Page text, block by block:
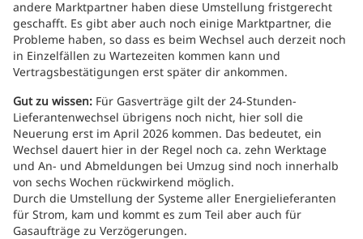
andere Marktpartner haben diese Umstellung fristgerecht
geschafft. Es gibt aber auch noch einige Marktpartner, die
Probleme haben, so dass es beim Wechsel auch derzeit noch
in Einzelfällen zu Wartezeiten kommen kann und
Vertragsbestätigungen erst später dir ankommen.
Gut zu wissen: Für Gasverträge gilt der 24-Stunden-
Lieferantenwechsel übrigens noch nicht, hier soll die
Neuerung erst im April 2026 kommen. Das bedeutet, ein
Wechsel dauert hier in der Regel noch ca. zehn Werktage
und An- und Abmeldungen bei Umzug sind noch innerhalb
von sechs Wochen rückwirkend möglich.
Durch die Umstellung der Systeme aller Energielieferanten
für Strom, kam und kommt es zum Teil aber auch für
Gasaufträge zu Verzögerungen.